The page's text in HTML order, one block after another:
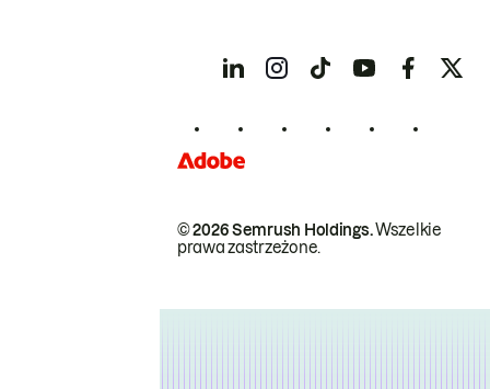
© 2026 Semrush Holdings.Wszelkie
prawa zastrzeżone.